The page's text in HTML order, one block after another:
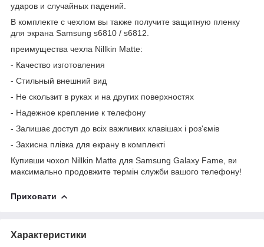
ударов и случайных падений.
В комплекте с чехлом вы также получите защитную пленку
для экрана Samsung s6810 / s6812.
преимущества чехла Nillkin Matte:
- Качество изготовления
- Стильный внешний вид
- Не скользит в руках и на других поверхностях
- Надежное крепление к телефону
- Залишає доступ до всіх важливих клавішах і роз'ємів
- Захисна плівка для екрану в комплекті
Купивши чохол Nillkin Matte для Samsung Galaxy Fame, ви
максимально продовжите термін служби вашого телефону!
Приховати
Характеристики